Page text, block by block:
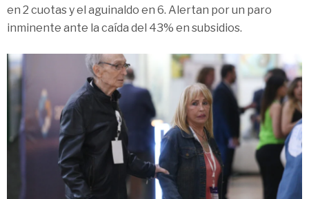
en 2 cuotas y el aguinaldo en 6. Alertan por un paro
inminente ante la caída del 43% en subsidios.